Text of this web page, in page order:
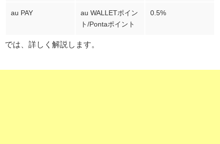
au PAY
au WALLETポイン
ト/Pontaポイント
0.5%
では、詳しく解説します。